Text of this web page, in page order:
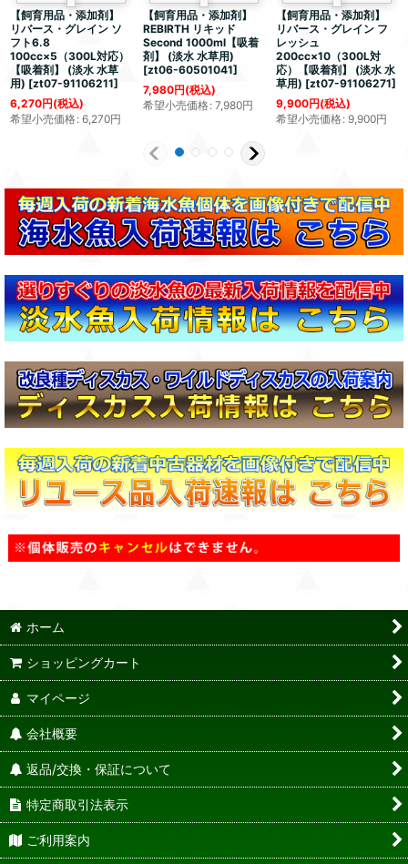
【飼育用品・添加剤】
リバース・グレイン ソ
フト6.8
100cc×5（300L対応）
【吸着剤】 (淡水 水草
用) [zt07-91106211]
6,270円(税込)
希望小売価格: 6,270円
【飼育用品・添加剤】
REBIRTH リキッド
Second 1000ml【吸着
剤】 (淡水 水草用)
[zt06-60501041]
7,980円(税込)
希望小売価格: 7,980円
【飼育用品・添加剤】
リバース・グレイン フ
レッシュ
200cc×10（300L対
応）【吸着剤】 (淡水 水
草用) [zt07-91106271]
9,900円(税込)
希望小売価格: 9,900円
ホーム
ショッピングカート
マイページ
会社概要
返品/交換・保証について
特定商取引法表示
ご利用案内